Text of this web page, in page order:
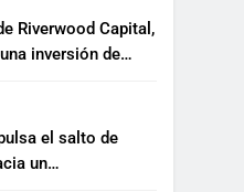
Riverwood Capital,
inversión de
el salto de
un